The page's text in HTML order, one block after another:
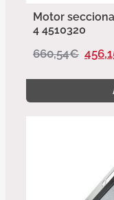
Motor
4 4510320
660,54€